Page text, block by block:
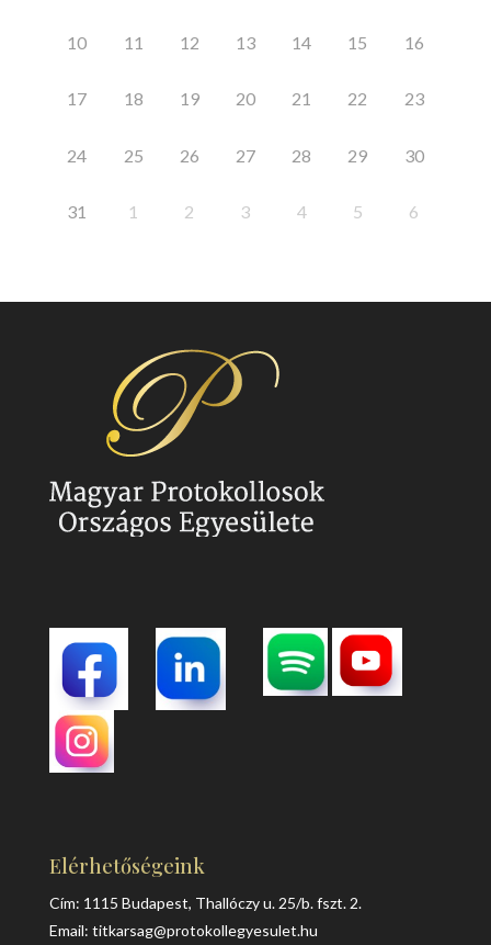
10 11 12 13 14 15 16
17 18 19 20 21 22 23
24 25 26 27 28 29 30
31 1 2 3 4 5 6
Elérhetőségeink
Cím: 1115 Budapest, Thallóczy u. 25/b. fszt. 2.
Email: titkarsag@protokollegyesulet.hu